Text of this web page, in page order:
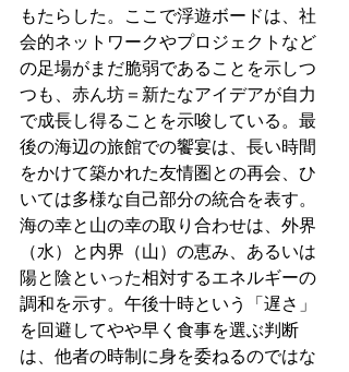
もたらした。ここで浮遊ボードは、社
会的ネットワークやプロジェクトなど
の足場がまだ脆弱であることを示しつ
つも、赤ん坊＝新たなアイデアが自力
で成長し得ることを示唆している。最
後の海辺の旅館での饗宴は、長い時間
をかけて築かれた友情圏との再会、ひ
いては多様な自己部分の統合を表す。
海の幸と山の幸の取り合わせは、外界
（水）と内界（山）の恵み、あるいは
陽と陰といった相対するエネルギーの
調和を示す。午後十時という「遅さ」
を回避してやや早く食事を選ぶ判断
は、他者の時制に身を委ねるのではな